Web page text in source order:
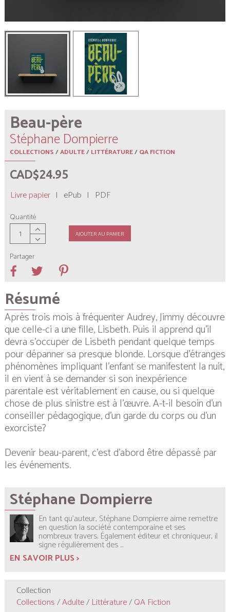
Beau-père
Stéphane Dompierre
COLLECTIONS/ADULTE/LITTÉRATURE/QA FICTION
CAD$24.95
Livre papier | ePub | PDF
Quantité
AJOUTER AU PANIER
Partager
Résumé
Après trois mois à fréquenter Audrey, Jimmy découvre
que celle-ci a une fille, Lisbeth. Puis il apprend qu’il
devra s’occuper de Lisbeth pendant quelque temps
pour dépanner sa presque blonde. Lorsque d’étranges
phénomènes impliquant l’enfant se manifestent la nuit,
il en vient à se demander si son inexpérience
parentale est véritablement en cause, ou si quelque
chose de plus sinistre est à l’œuvre. A-t-il besoin d’un
conseiller pédagogique, d’un garde du corps ou d’un
exorciste?
Devenir beau-parent, c’est d’abord être dépassé par
les événements.
Stéphane Dompierre
En tant qu’auteur, Stéphane Dompierre aime remettre
en question la société contemporaine et ses
nombreux travers. Également éditeur et chroniqueur, il
signe régulièrement des...
EN SAVOIR PLUS >
Collection
Collections/Adulte/ Littérature/QA Fiction